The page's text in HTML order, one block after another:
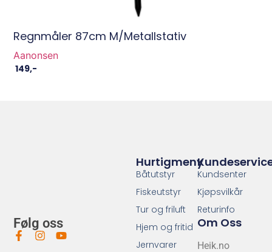
Regnmåler 87cm M/metallstativ
Aanonsen
149,-
Følg oss
Kundsenter
Kjøpsvilkår
Returinfo
Om Oss
Heik.no
Hurtigmeny
Båtutstyr
Fiskeutstyr
Tur og friluft
Hjem og fritid
Jernvarer